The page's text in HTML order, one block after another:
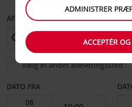
AFHENT FRA
Vælg et andet afleveringssted
DATO FRA
ADMINISTRER
ACCEPTÉR